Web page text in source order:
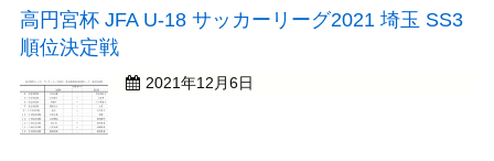
高円宮杯 JFA U-18 サッカーリーグ2021 埼玉 SS3
順位決定戦
2021年12月6日